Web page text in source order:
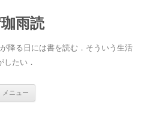
珈雨読
降る日には書を読む．そういう生活
したい．
メニュー